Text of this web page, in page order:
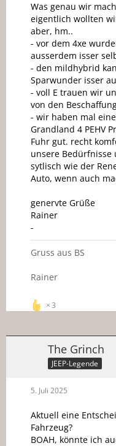
Was genau wir
eigentlich wollten
aber, hm..
- vor dem 4xe
ausserdem isser
- den mildhybrid
Sparwunder isser
- voll E trauen wir
von den
- wir haben mal
Grandland 4 PEHV
Fuhr gut. recht
unsere
sytlisch wie der
Auto, wenn auch
genervte Grüße
Rainer
-
Gruss aus BS
Rainer
3
The Grinch
JEEP-Legende
5. Juli 2025
Aktuell eine
Fahrzeug?
BOAH, könnte ich